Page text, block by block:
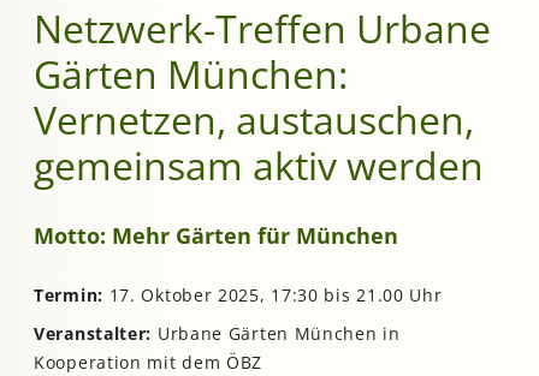
Netzwerk-Treffen Urbane
Gärten München:
Vernetzen, austauschen,
gemeinsam aktiv werden
Motto: Mehr Gärten für München
Termin: 17. Oktober 2025, 17:30 bis 21.00 Uhr
Veranstalter: Urbane Gärten München in
Kooperation mit dem ÖBZ